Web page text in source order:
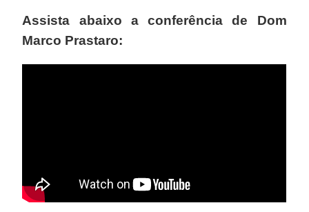
Assista abaixo a conferência de Dom
Marco Prastaro: